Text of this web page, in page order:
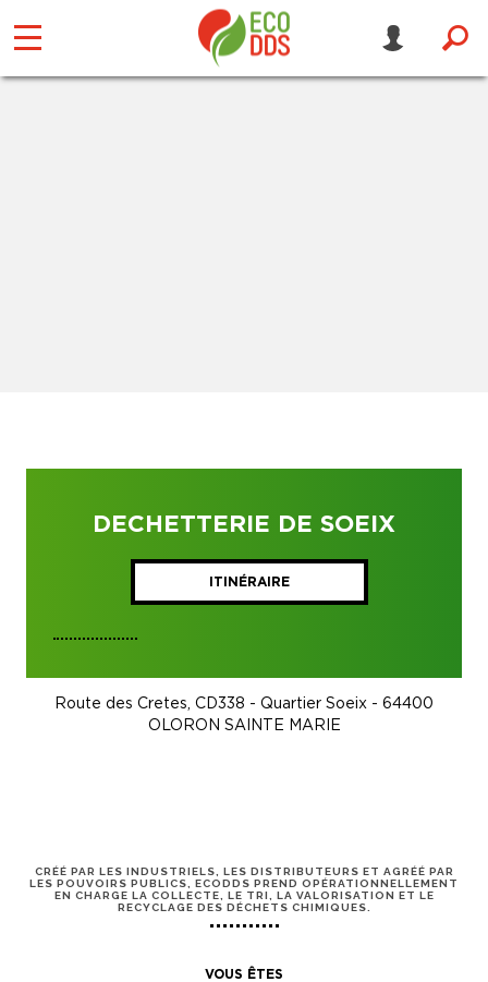
DECHETTERIE DE SOEIX
ITINÉRAIRE
Route des Cretes, CD338 - Quartier Soeix - 64400
OLORON SAINTE MARIE
CRÉÉ PAR LES INDUSTRIELS, LES DISTRIBUTEURS ET AGRÉÉ PAR
LES POUVOIRS PUBLICS, ECODDS PREND OPÉRATIONNELLEMENT
EN CHARGE LA COLLECTE, LE TRI, LA VALORISATION ET LE
RECYCLAGE DES DÉCHETS CHIMIQUES.
VOUS ÊTES